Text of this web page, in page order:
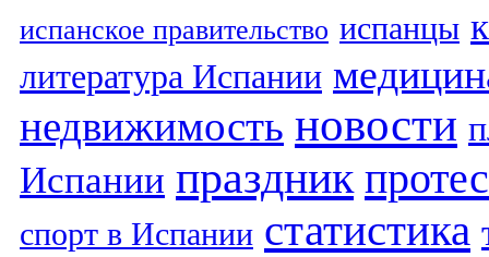
испанское правительство испанцы
литература Испании
недвижимость новости
Испании праздник
спорт в Испании статистика